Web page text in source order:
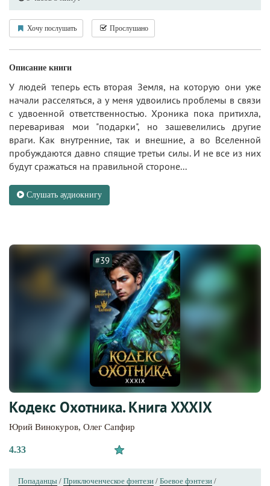
Хочу послушать Прослушано
Описание книги
У людей теперь есть вторая Земля, на которую они уже
начали расселяться, а у меня удвоились проблемы в связи
с удвоенной ответственностью. Хроника пока притихла,
переваривая мои "подарки", но зашевелились другие
враги. Как внутренние, так и внешние, а во Вселенной
пробуждаются давно спящие третьи силы. И не все из них
будут сражаться на правильной стороне...
Слушать аудиокнигу
#39
Кодекс Охотника. Книга XXXIX
Юрий Винокуров, Олег Сапфир
4.33
Попаданцы / Приключенческое фэнтези / Боевое фэнтези /